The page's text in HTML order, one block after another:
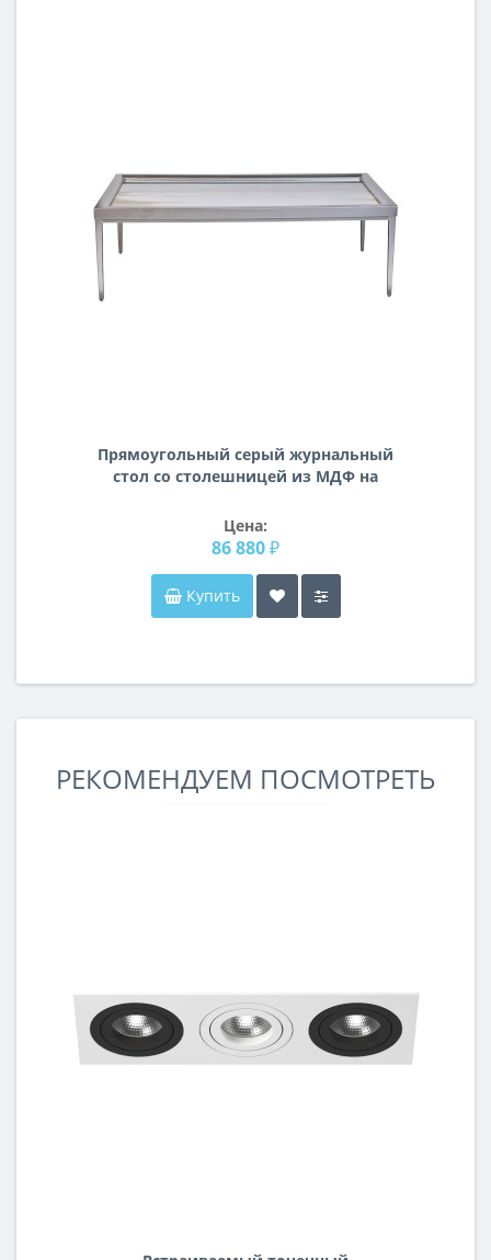
Прямоугольный серый журнальный
стол со столешницей из МДФ на
ART-4514CF-STOL/ZH
Цена:
86 880 ₽
Купить
РЕКОМЕНДУЕМ ПОСМОТРЕТЬ